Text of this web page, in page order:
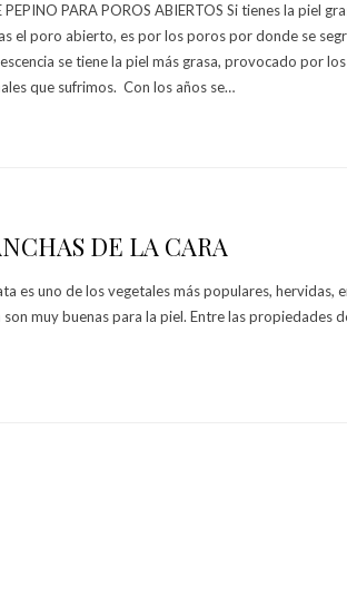
PEPINO PARA POROS ABIERTOS Si tienes la piel
el poro abierto, es por los poros por donde se
se tiene la piel más grasa, provocado por
que sufrimos. Con los años se…
DE LA CARA
es uno de los vegetales más populares, hervidas,
muy buenas para la piel. Entre las propiedades